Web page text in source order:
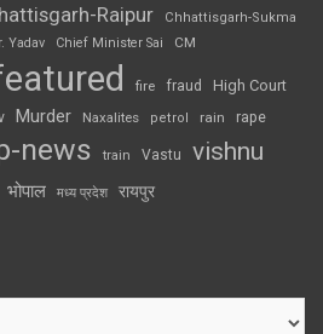
Raipur
Chhattisgarh-Sukma
Yadav Chief Minister Sai CM
fire fraud High Court
Murder Naxalites petrol rain rape
news train Vastu vishnu
भोपाल मध्य प्रदेश रायपुर